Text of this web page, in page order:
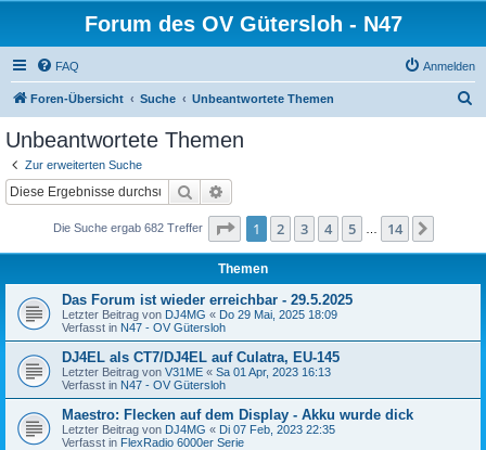
Forum des OV Gütersloh - N47
FAQ Anmelden
Foren-Übersicht Suche Unbeantwortete Themen
Unbeantwortete Themen
Zur erweiterten Suche
Suche
Die Suche ergab 682 Treffer Seite 1von 14
1 2 3 4 5 14
Themen
Das Forum ist wieder erreichbar - 29.5.2025
Letzter Beitrag von DJ4MG « Do 29 Mai, 2025 18:09
Verfasst in N47 - OV Gütersloh
DJ4EL als CT7/DJ4EL auf Culatra, EU-145
Letzter Beitrag von V31ME « Sa 01 Apr, 2023 16:13
Verfasst in N47 - OV Gütersloh
Maestro: Flecken auf dem Display - Akku wurde dick
Letzter Beitrag von DJ4MG « Di 07 Feb, 2023 22:35
Verfasst in FlexRadio 6000er Serie